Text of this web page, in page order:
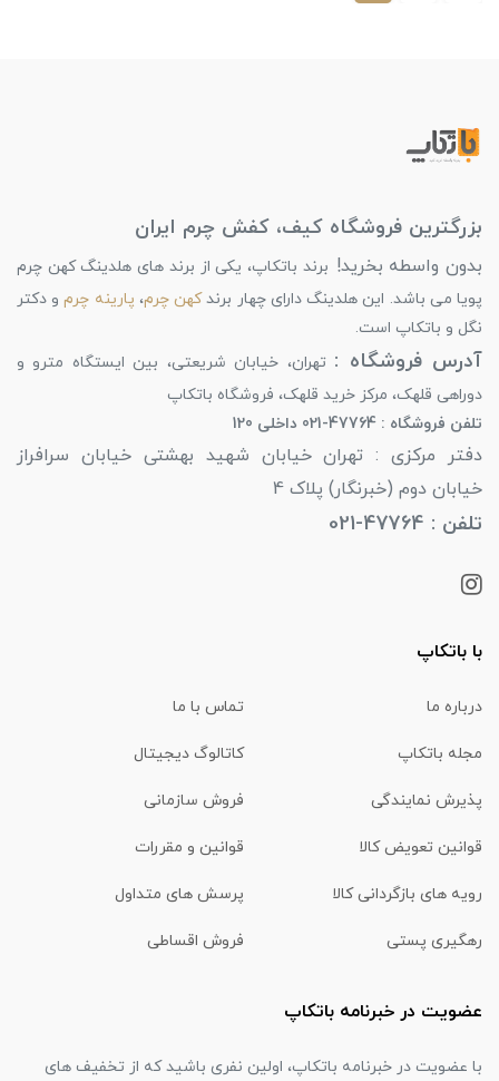
بزرگترین فروشگاه کیف، کفش چرم ایران
بدون واسطه بخرید! برند باتکاپ، یکی از برند های هلدینگ کهن چرم
پویا می باشد. این هلدینگ دارای چهار برندکهن چرم، پارینه چرمو دکتر
نگل و باتکاپ است.
آدرس فروشگاه : تهران، خیابان شریعتی، بین ایستگاه مترو و
دوراهی قلهک، مرکز خرید قلهک، فروشگاه باتکاپ
تلفن فروشگاه : 47764-021 داخلی 120
دفتر مرکزی : تهران خیابان شهید بهشتی خیابان سرافراز
خیابان دوم (خبرنگار) پلاک 4
تلفن : 47764-021
با باتکاپ
درباره ما تماس با ما
مجله باتکاپ کاتالوگ دیجیتال
پذیرش نمایندگی فروش سازمانی
قوانین تعویض کالا قوانین و مقررات
رویه های بازگردانی کالا پرسش های متداول
رهگیری پستی فروش اقساطی
عضویت در خبرنامه باتکاپ
با عضویت در خبرنامه باتکاپ، اولین نفری باشید که از تخفیف های